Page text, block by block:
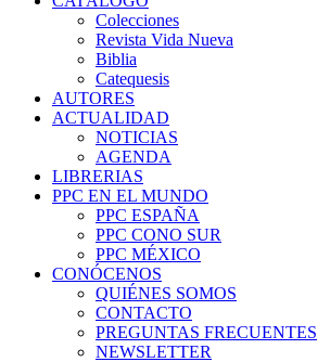
Colecciones
Revista Vida Nueva
Biblia
Catequesis
AUTORES
ACTUALIDAD
NOTICIAS
AGENDA
LIBRERIAS
PPC EN EL MUNDO
PPC ESPAÑA
PPC CONO SUR
PPC MÉXICO
CONÓCENOS
QUIÉNES SOMOS
CONTACTO
PREGUNTAS FRECUENTES
NEWSLETTER